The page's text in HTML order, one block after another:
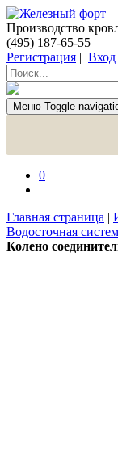
Производство
(495) 187-65-55
Регистрация | Вход
Меню Toggle
0
Главная страница |
Водосточная
Колено